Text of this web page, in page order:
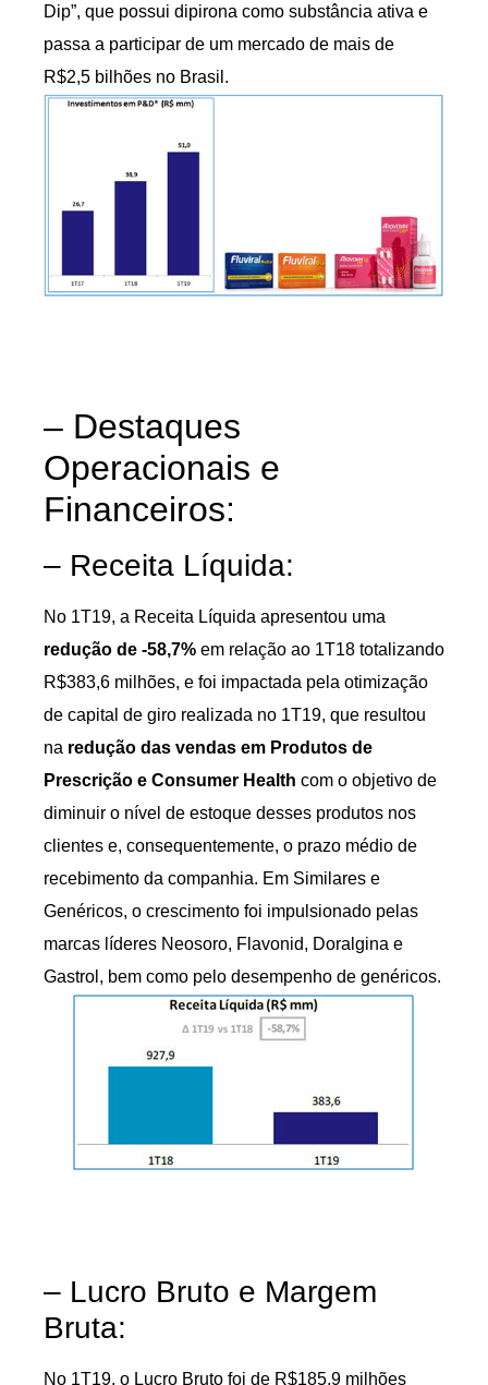
Dip”, que possui dipirona como substância ativa e
passa a participar de um mercado de mais de
R$2,5 bilhões no Brasil.
– Destaques
Operacionais e
Financeiros:
– Receita Líquida:
No 1T19, a Receita Líquida apresentou uma
redução de -58,7% em relação ao 1T18 totalizando
R$383,6 milhões, e foi impactada pela otimização
de capital de giro realizada no 1T19, que resultou
na redução das vendas em Produtos de
Prescrição e Consumer Health com o objetivo de
diminuir o nível de estoque desses produtos nos
clientes e, consequentemente, o prazo médio de
recebimento da companhia. Em Similares e
Genéricos, o crescimento foi impulsionado pelas
marcas líderes Neosoro, Flavonid, Doralgina e
Gastrol, bem como pelo desempenho de genéricos.
– Lucro Bruto e Margem
Bruta:
No 1T19, o Lucro Bruto foi de R$185,9 milhões